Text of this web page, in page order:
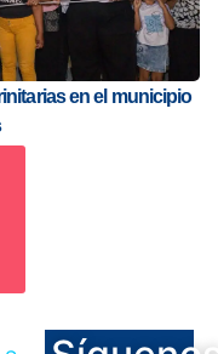
en el municipio